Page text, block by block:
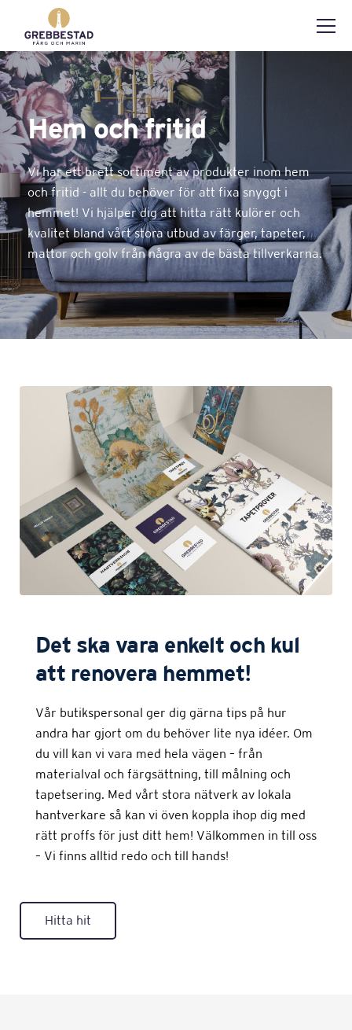
Hem och fritid
Vi har ett brett sortiment av produkter inom hem
och fritid - allt du behöver för att fixa snyggt i
hemmet! Vi hjälper dig att hitta rätt kulörer och
kvalitet bland vårt stora utbud av färger, tapeter,
mattor och golv från några av de bästa tillverkarna.
Det ska vara enkelt och kul
att renovera hemmet!
Vår butikspersonal ger dig gärna tips på hur
andra har gjort om du behöver lite nya idéer. Om
du vill kan vi vara med hela vägen – från
materialval och färgsättning, till målning och
tapetsering. Med vårt stora nätverk av lokala
hantverkare så kan vi öven koppla ihop dig med
rätt proffs för just ditt hem! Välkommen in till oss
– Vi finns alltid redo och till hands!
Hitta hit